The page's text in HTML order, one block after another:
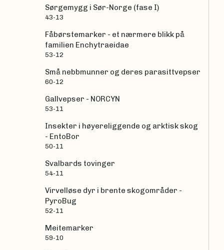
Sørgemygg i Sør-Norge (fase I)
43-13
Fåbørstemarker - et nærmere blikk på
familien Enchytraeidae
53-12
Små nebbmunner og deres parasittvepser
60-12
Gallvepser - NORCYN
53-11
Insekter i høyereliggende og arktisk skog
- EntoBor
50-11
Svalbards tovinger
54-11
Virvelløse dyr i brente skogområder -
PyroBug
52-11
Meitemarker
59-10